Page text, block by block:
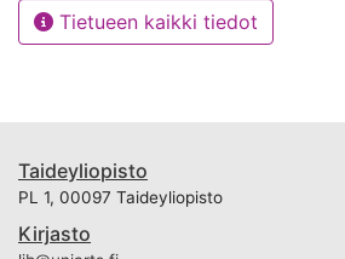
Tietueen kaikki tiedot
Taideyliopisto
PL 1, 00097 Taideyliopisto
Kirjasto